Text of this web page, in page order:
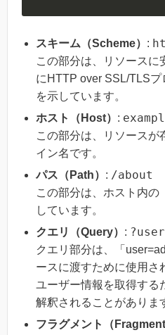
スキーム（Scheme） :
この部分は、リソースに
にHTTP over SSL/TLS
を示しています。
ホスト（Host） :
この部分は、リソースが
イン名です。
パス（Path） : /about
この部分は、ホスト内の
しています。
クエリ（Query） :
クエリ部分は、「
ースに渡すために使用さ
ユーザー情報を取得する
解釈されることがありま
フラグメント（Fragment